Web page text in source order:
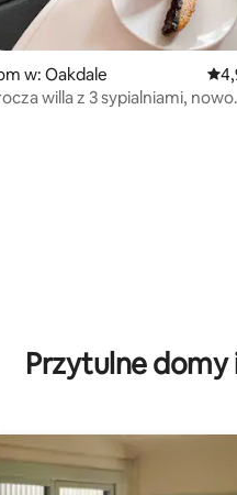
5 na 5, liczba recenzji: 5
w: Oakdale
willa z 3 sypialniami, nowo
Przytulne domy